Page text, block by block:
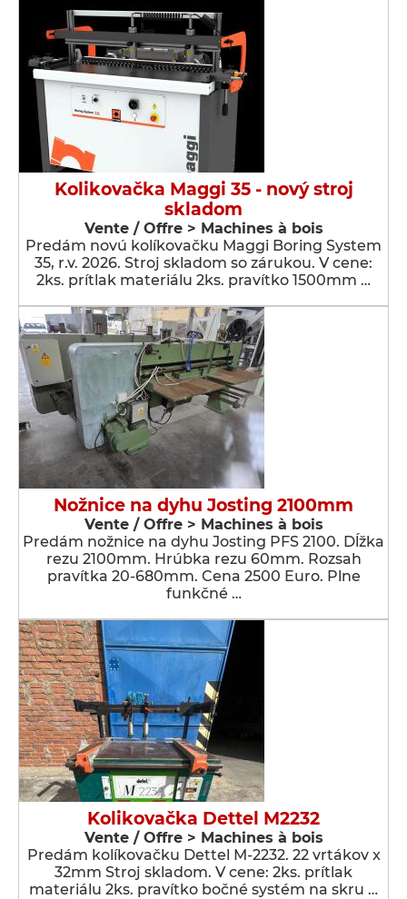
Kolikovačka Maggi 35 - nový stroj
skladom
Vente / Offre > Machines à bois
Predám novú kolíkovačku Maggi Boring System
35, r.v. 2026. Stroj skladom so zárukou. V cene:
2ks. prítlak materiálu 2ks. pravítko 1500mm …
Nožnice na dyhu Josting 2100mm
Vente / Offre > Machines à bois
Predám nožnice na dyhu Josting PFS 2100. Dĺžka
rezu 2100mm. Hrúbka rezu 60mm. Rozsah
pravítka 20-680mm. Cena 2500 Euro. Plne
funkčné …
Kolikovačka Dettel M2232
Vente / Offre > Machines à bois
Predám kolíkovačku Dettel M-2232. 22 vrtákov x
32mm Stroj skladom. V cene: 2ks. prítlak
materiálu 2ks. pravítko bočné systém na skru …